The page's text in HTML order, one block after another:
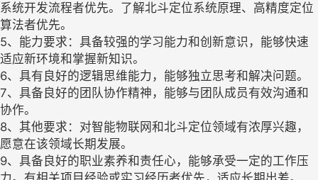
系统开发流程者优先。了解北斗定位系统原理、高精度定位
算法者优先。
5、能力要求：具备较强的学习能力和创新意识，能够快速
适应新环境和掌握新知识。
6、具有良好的逻辑思维能力，能够独立思考和解决问题。
7、具备良好的团队协作精神，能够与团队成员有效沟通和
协作。
8、其他要求：对智能物联网和北斗定位领域有浓厚兴趣，
愿意在该领域长期发展。
9、具备良好的职业素养和责任心，能够承受一定的工作压